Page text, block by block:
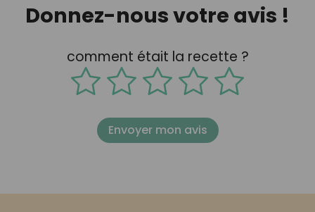
Donnez-nous votre avis !
comment était la recette ?
Envoyer mon avis